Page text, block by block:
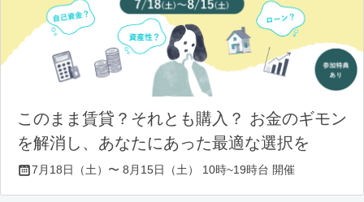
このまま賃貸？それとも購入？ お金のギモン
を解消し、あなたにあった最適な選択を
7月18日（土）〜 8月15日（土） 10時~19時台 開催